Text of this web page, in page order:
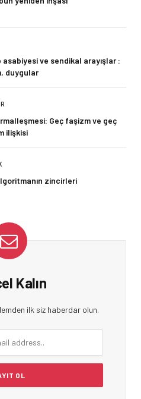
asabiyesi ve sendikal arayışlar :
duygular
Geç faşizm ve geç
ilişkisi
zincirleri
Kalın
ilk siz haberdar olun.